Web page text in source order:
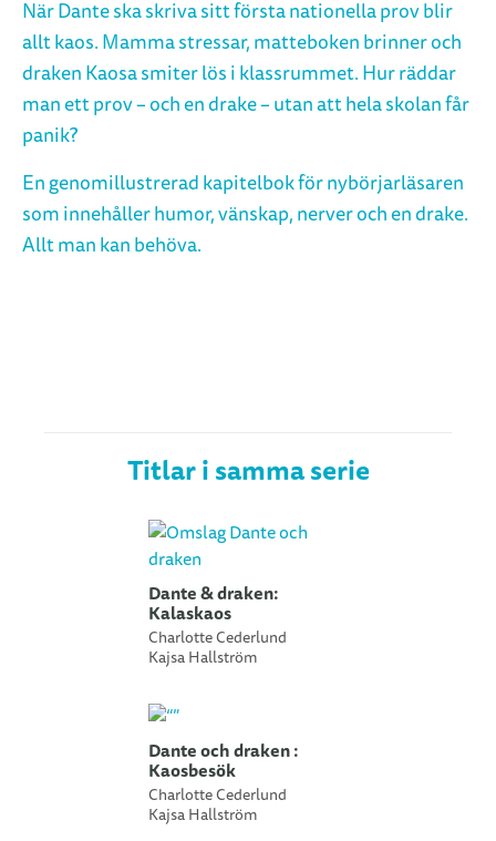
När Dante ska skriva sitt första nationella prov blir
allt kaos. Mamma stressar, matteboken brinner och
draken Kaosa smiter lös i klassrummet. Hur räddar
man ett prov – och en drake – utan att hela skolan får
panik?
En genomillustrerad kapitelbok för nybörjarläsaren
som innehåller humor, vänskap, nerver och en drake.
Allt man kan behöva.
Titlar i samma serie
Dante & draken:
Kalaskaos
Charlotte Cederlund
Kajsa Hallström
Dante och draken :
Kaosbesök
Charlotte Cederlund
Kajsa Hallström